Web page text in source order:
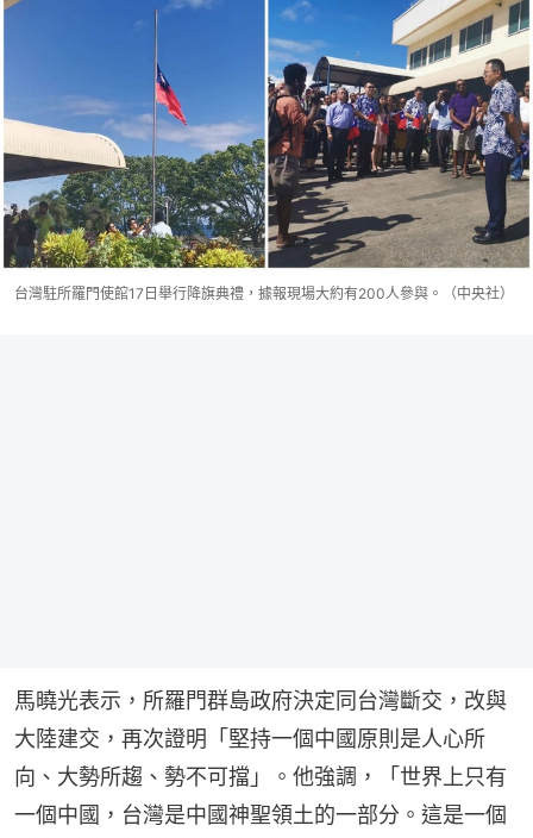
台灣駐所羅門使館17日舉行降旗典禮，據報現場大約有200人參與。（中央社）
馬曉光表示，所羅門群島政府決定同台灣斷交，改與
大陸建交，再次證明「堅持一個中國原則是人心所
向、大勢所趨、勢不可擋」。他強調，「世界上只有
一個中國，台灣是中國神聖領土的一部分。這是一個